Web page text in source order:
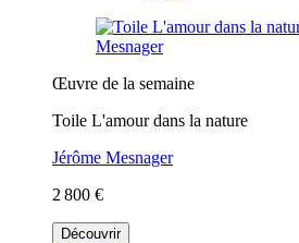
Œuvre de la semaine
Toile L'amour dans la nature
Jérôme Mesnager
2 800 €
Découvrir